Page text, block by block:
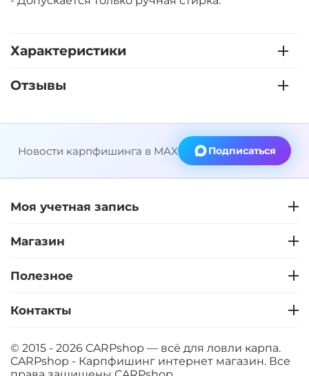
Характеристики
Отзывы
Новости карпфишинга в MAX Подписаться
Моя учетная запись
Магазин
Полезное
Контакты
© 2015 - 2026 CARPshop — всё для ловли карпа.
CARPshop - Карпфишинг интернет магазин. Все